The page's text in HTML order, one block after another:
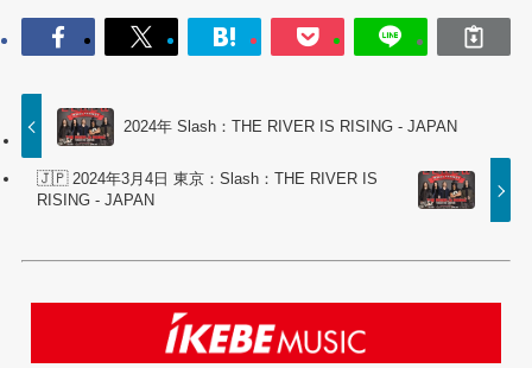
2024年 Slash：THE RIVER IS RISING - JAPAN
🇯🇵 2024年3月4日 東京：Slash：THE RIVER IS
RISING - JAPAN